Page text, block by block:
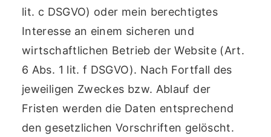
lit. c DSGVO) oder mein berechtigtes
Interesse an einem sicheren und
wirtschaftlichen Betrieb der Website (Art.
6 Abs. 1 lit. f DSGVO). Nach Fortfall des
jeweiligen Zweckes bzw. Ablauf der
Fristen werden die Daten entsprechend
den gesetzlichen Vorschriften gelöscht.